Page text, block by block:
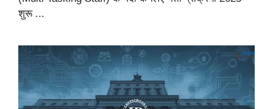
शुरू ...